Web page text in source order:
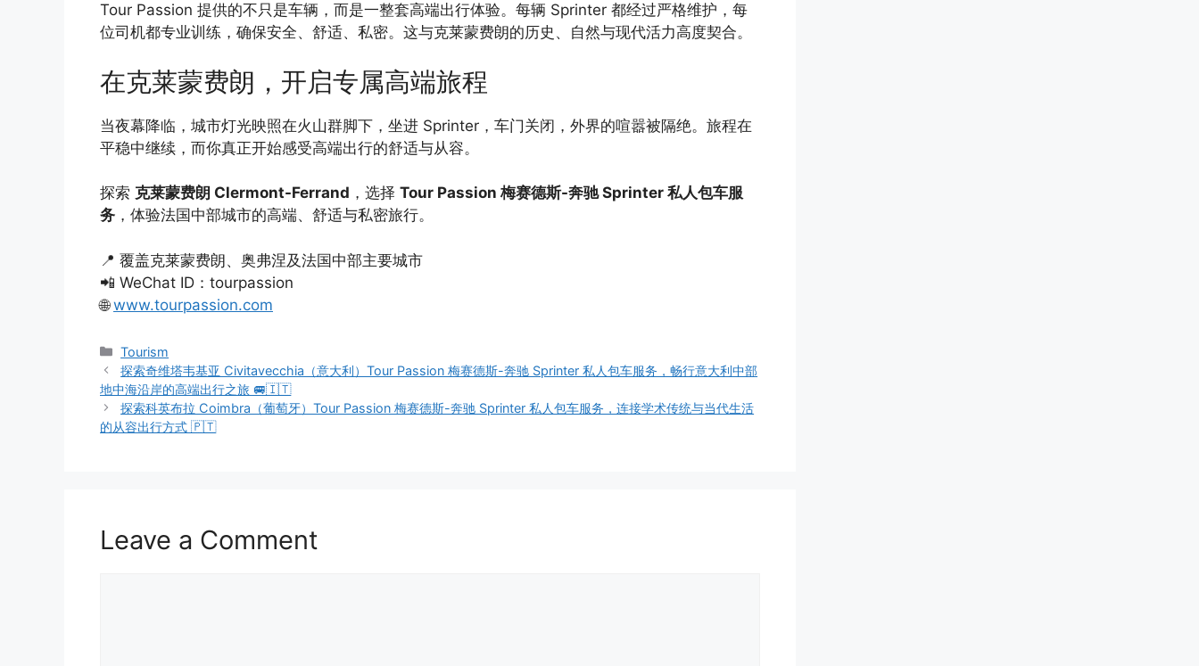
Tour Passion 提供的不只是车辆，而是一整套高端出行体验。每辆 Sprinter 都经过严格维护，每
位司机都专业训练，确保安全、舒适、私密。这与克莱蒙费朗的历史、自然与现代活力高度契合。
在克莱蒙费朗，开启专属高端旅程
当夜幕降临，城市灯光映照在火山群脚下，坐进 Sprinter，车门关闭，外界的喧嚣被隔绝。旅程在
平稳中继续，而你真正开始感受高端出行的舒适与从容。
探索 克莱蒙费朗 Clermont-Ferrand ，选择 Tour Passion 梅赛德斯-奔驰 Sprinter 私人包车服
务 ，体验法国中部城市的高端、舒适与私密旅行。
📍 覆盖克莱蒙费朗、奥弗涅及法国中部主要城市
📲 WeChat ID：tourpassion
🌐www.tourpassion.com
Tourism
探索奇维塔韦基亚 Civitavecchia（意大利）Tour Passion 梅赛德斯-奔驰 Sprinter 私人包车服务，畅行意大利中部
地中海沿岸的高端出行之旅 🚐🇮🇹
探索科英布拉 Coimbra（葡萄牙）Tour Passion 梅赛德斯-奔驰 Sprinter 私人包车服务，连接学术传统与当代生活
的从容出行方式 🇵🇹
Leave a Comment